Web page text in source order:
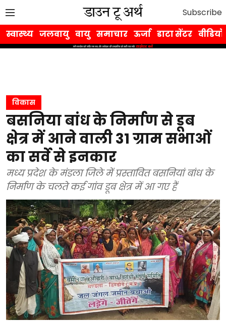
Subscribe
स्वास्थ्य जलवायु वायु समाचार ऊर्जा डाटा सेंटर वीडियो
विकास
बसनिया बांध के निर्माण से डूब
क्षेत्र में आने वाली 31 ग्राम सभाओं
का सर्वे से इनकार
मध्य प्रदेश के मंडला जिले में प्रस्तावित बसनियां बांध के
निर्माण के चलते कई गांव डूब क्षेत्र में आ गए हैं